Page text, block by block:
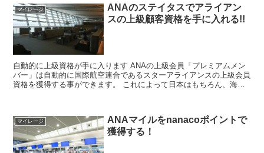
マイレージ
ANAのステイタスでアライアン
スの上級顧客資格を手に入れる!!
自動的に上級資格が手に入ります ANAの上級会員「プレミアムメン
バー」は自動的に国際航空連合であるスターアライアンスの上級会員
資格を獲得する事ができます。 これによって日本はもちろん、海外
マイレージ
ANAマイルをnanacoポイントで
獲得する！